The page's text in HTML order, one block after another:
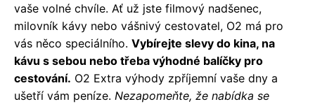
vaše volné chvíle. Ať už jste filmový nadšenec,
milovník kávy nebo vášnivý cestovatel, O2 má pro
vás něco speciálního. Vybírejte slevy do kina, na
kávu s sebou nebo třeba výhodné balíčky pro
cestování. O2 Extra výhody zpříjemní vaše dny a
ušetří vám peníze. Nezapomeňte, že nabídka se